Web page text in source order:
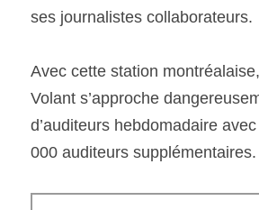
ses journalistes collaborateurs.
Avec cette station
Volant s’approche
d’auditeurs hebdomadaire
000 auditeurs supplémentaires.